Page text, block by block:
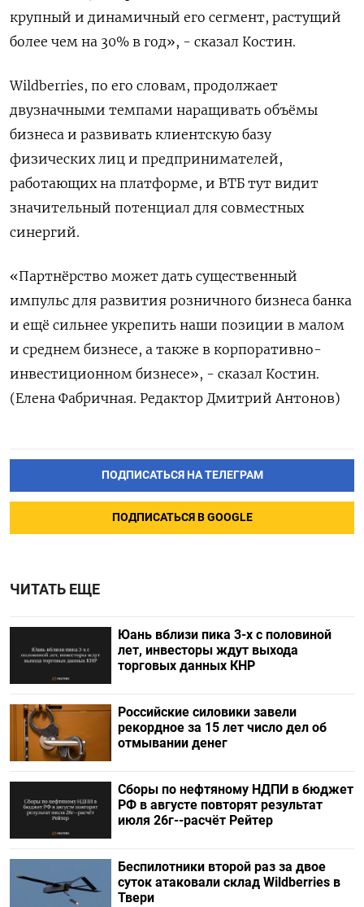
крупный и динамичный его сегмент, ‌растущий
более чем на 30% в год», - сказал Костин.
Wildberries, по его словам, продолжает
двузначными темпами наращивать объёмы
бизнеса и ‌развивать клиентскую базу
физических лиц и предпринимателей,
работающих на платформе, и ВТБ тут видит
значительный потенциал для совместных
синергий.
«Партнёрство может дать существенный ​
импульс для развития розничного бизнеса банка
и ещё сильнее укрепить наши позиции в малом
и среднем ‌бизнесе, а также в корпоративно-
инвестиционном бизнесе», - сказал Костин.
(Елена Фабричная. Редактор Дмитрий Антонов)
ПОДПИСАТЬСЯ НА ТЕЛЕГРАМ
ПОДПИСАТЬСЯ В GOOGLE
ЧИТАТЬ ЕЩЕ
Юань вблизи пика 3-х с половиной
лет, инвесторы ждут выхода
торговых данных КНР
Российские силовики завели
рекордное за 15 лет число дел об
отмывании денег
Сборы по нефтяному НДПИ в бюджет
РФ в августе повторят результат
июля 26г--расчёт Рейтер
Беспилотники второй раз за двое
суток атаковали склад Wildberries в
Твери